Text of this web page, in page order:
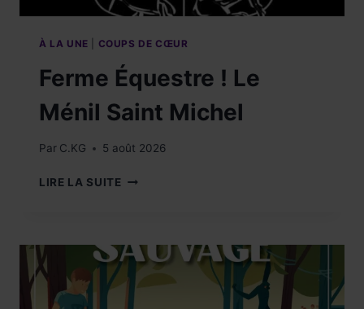
À LA UNE COUPS DE CŒUR
Ferme Équestre ! Le
Ménil Saint Michel
Par C.KG 5 août 2026
LIRE LA SUITE FERME
MÉNIL
SAINT
MICHEL